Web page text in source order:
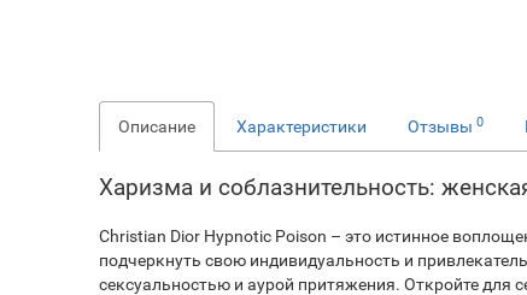
Описание Характеристики Отзывы0
Харизма и соблазнительность:
Christian Dior Hypnotic Poison – это истинное
подчеркнуть свою индивидуальность и
сексуальностью и аурой притяжения. Откройте для